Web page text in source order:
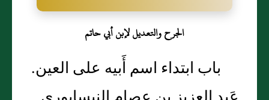
الجرح والتعديل لإبن أبي حاتم
باب ابتداء اسم أَبيه على العين.